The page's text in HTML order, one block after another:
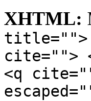
XHTML:
title="">
cite="">
<q